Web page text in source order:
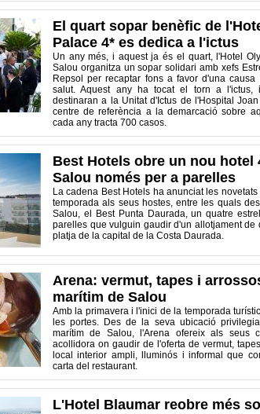
El quart sopar benèfic de
Palace 4* es dedica a l'ictus
Un any més, i aquest ja és el quart, l'Hotel
Salou organitza un sopar solidari amb xefs
Repsol per recaptar fons a favor d'una
salut. Aquest any ha tocat el torn a l'ictus,
destinaran a la Unitat d'Ictus de l'Hospital
centre de referència a la demarcació sobre
cada any tracta 700 casos.
Best Hotels obre un nou hotel
Salou només per a parelles
La cadena Best Hotels ha anunciat les
temporada als seus hostes, entre les quals
Salou, el Best Punta Daurada, un quatre
parelles que vulguin gaudir d'un allotjament de
platja de la capital de la Costa Daurada.
Arena: vermut, tapes i
marítim de Salou
Amb la primavera i l'inici de la temporada
les portes. Des de la seva ubicació
marítim de Salou, l'Arena ofereix als seus
acollidora on gaudir de l'oferta de vermut,
local interior ampli, lluminós i informal que
carta del restaurant.
L'Hotel Blaumar reobre més